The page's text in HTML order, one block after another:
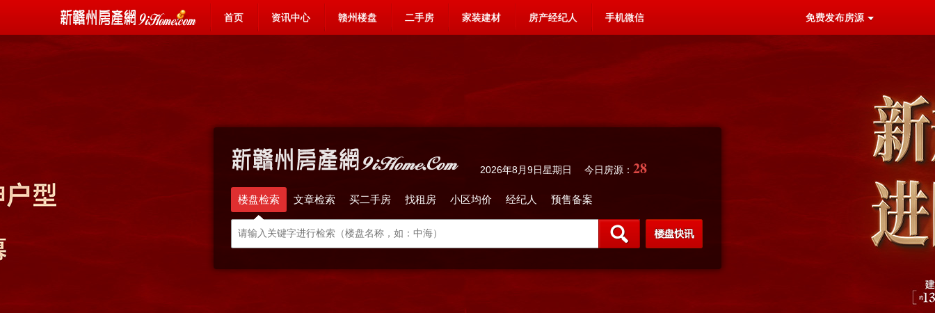
首页 资讯中心 赣州楼盘 二手房 家装建材 房产经纪人 手机微信 免费发布房源
2026年8月9日星期日 今日房源： 28
楼盘检索 文章检索 买二手房 找租房 小区均价 经纪人 预售备案